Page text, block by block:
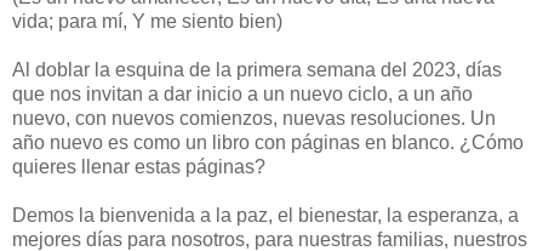
vida; para mí, Y me siento bien)
Al doblar la esquina de la primera semana del 2023, días
que nos invitan a dar inicio a un nuevo ciclo, a un año
nuevo, con nuevos comienzos, nuevas resoluciones. Un
año nuevo es como un libro con páginas en blanco. ¿Cómo
quieres llenar estas páginas?
Demos la bienvenida a la paz, el bienestar, la esperanza, a
mejores días para nosotros, para nuestras familias, nuestros